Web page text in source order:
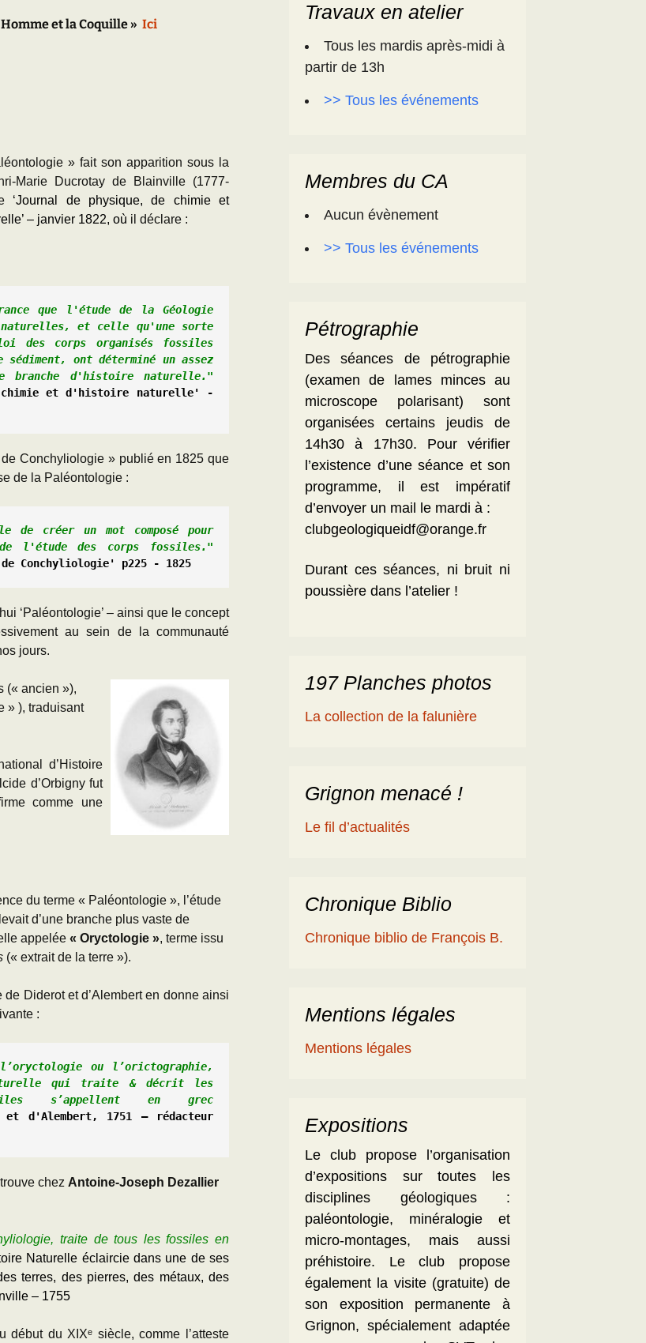
et la Coquille » Ici
» fait son apparition sous la
Marie Ducrotay de Blainville (1777-
‘Journal de physique, de chimie et
– janvier 1822, où il déclare :
que l'étude de la Géologie
et celle qu'une sorte
des corps organisés fossiles
ont déterminé un assez
et d'histoire naturelle' -
Conchyliologie » publié en 1825 que
de la Paléontologie :
de créer un mot composé pour
Conchyliologie' p225 - 1825
‘Paléontologie’ – ainsi que le concept
au sein de la communauté
jours.
(« ancien »),
» ), traduisant
d’Histoire
d’Orbigny fut
comme une
du terme « Paléontologie », l’étude
d’une branche plus vaste de
appelée « Oryctologie », terme issu
(« extrait de la terre »).
de Diderot et d’Alembert en donne ainsi
:
ou l’orictographie,
qui traite & décrit les
s’appellent en grec
et d'Alembert, 1751 – rédacteur
chez Antoine-Joseph Dezallier
traite de tous les fossiles en
Naturelle éclaircie dans une de ses
terres, des pierres, des métaux, des
– 1755
début du XIXᵉ siècle, comme l’atteste
Travaux en atelier
Tous les mardis après-midi à
partir de 13h
>> Tous les événements
Membres du CA
Aucun évènement
>> Tous les événements
Pétrographie
Des séances de pétrographie
(examen de lames minces au
microscope polarisant) sont
organisées certains jeudis de
14h30 à 17h30. Pour vérifier
l’existence d’une séance et son
programme, il est impératif
d’envoyer un mail le mardi à :
clubgeologiqueidf@orange.fr
Durant ces séances, ni bruit ni
poussière dans l’atelier !
197 Planches photos
La collection de la falunière
Grignon menacé !
Le fil d’actualités
Chronique Biblio
Chronique biblio de François B.
Mentions légales
Mentions légales
Expositions
Le club propose l’organisation
d’expositions sur toutes les
disciplines géologiques :
paléontologie, minéralogie et
micro-montages, mais aussi
préhistoire. Le club propose
également la visite (gratuite) de
son exposition permanente à
Grignon, spécialement adaptée